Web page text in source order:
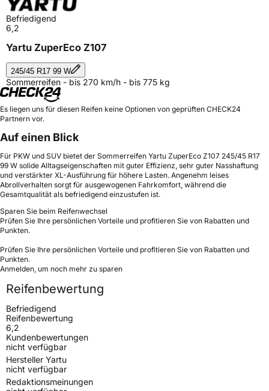
Befriedigend
6,2
Yartu ZuperEco Z107
245/45 R17 99 W
Sommerreifen - bis 270 km/h - bis 775 kg
Es liegen uns für diesen Reifen keine Optionen von geprüften CHECK24
Partnern vor.
Auf einen Blick
Für PKW und SUV bietet der Sommerreifen Yartu ZuperEco Z107 245/45 R17
99 W solide Alltagseigenschaften mit guter Effizienz, sehr guter Nasshaftung
und verstärkter XL-Ausführung für höhere Lasten. Angenehm leises
Abrollverhalten sorgt für ausgewogenen Fahrkomfort, während die
Gesamtqualität als befriedigend einzustufen ist.
Sparen Sie beim Reifenwechsel
Prüfen Sie Ihre persönlichen Vorteile und profitieren Sie von Rabatten und
Punkten.
Prüfen Sie Ihre persönlichen Vorteile und profitieren Sie von Rabatten und
Punkten.
Anmelden, um noch mehr zu sparen
Reifenbewertung
Befriedigend
Reifenbewertung
6,2
Kundenbewertungen
nicht verfügbar
Hersteller Yartu
nicht verfügbar
Redaktionsmeinungen